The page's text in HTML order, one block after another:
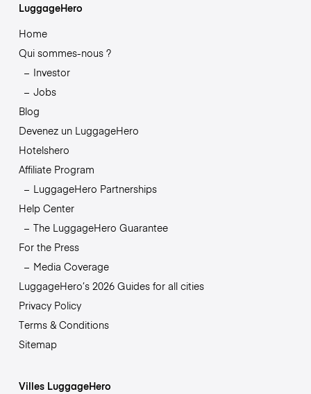
LuggageHero
Home
Qui sommes-nous ?
Investor
Jobs
Blog
Devenez un LuggageHero
Hotelshero
Affiliate Program
LuggageHero Partnerships
Help Center
The LuggageHero Guarantee
For the Press
Media Coverage
LuggageHero’s 2026 Guides for all cities
Privacy Policy
Terms & Conditions
Sitemap
Villes LuggageHero